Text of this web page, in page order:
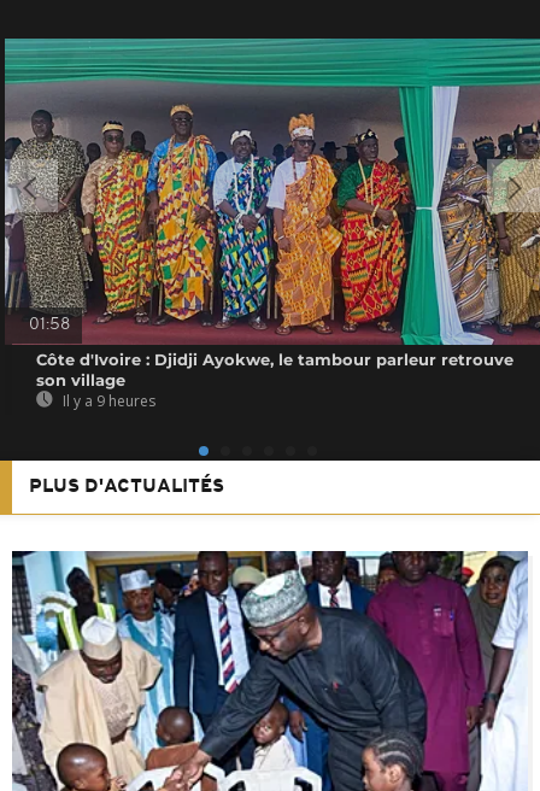
01:58
Côte d'Ivoire : Djidji Ayokwe, le tambour parleur retrouve
son village
Il y a 9 heures
PLUS D'ACTUALITÉS